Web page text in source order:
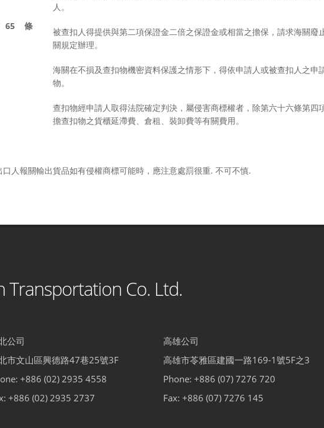
65 條
人。
被查扣人得提供與第二項保證金二倍之保證金或相當之擔保，請求海關廢
關規定辦理。
海關在不損及查扣物機密資料保護之情形下，得依申請人或被查扣人之申
物。
查扣物經申請人取得法院確定判決，屬侵害商標權者，除第六十六條第四
擔查扣物之貨櫃延滯費、倉租、裝卸費等有關費用。
口人報關輸出貨品如有侵權商標可能時，應注意處罰很重. 不可不慎.
Transportation Co. Ltd.
公司
市文山區興德路47巷25號3F
+886 (02) 2935 4558
+886 (02) 2935 2737
高雄公司
高雄市苓雅區建國一路169-1號5F之3
Phone: +886 (07) 7276 720
Fax: +886 (07) 7276 145